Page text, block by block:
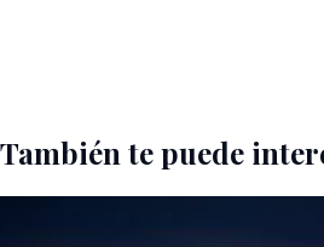
También te puede